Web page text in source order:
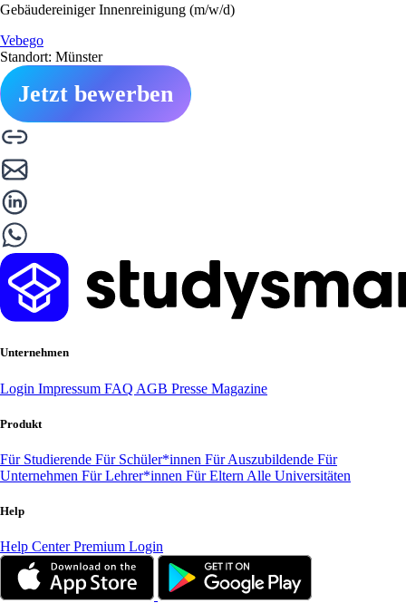
Gebäudereiniger Innenreinigung (m/w/d)
Vebego
Standort: Münster
Jetzt bewerben
Unternehmen
Login Impressum FAQ AGB Presse Magazine
Produkt
Für Studierende Für Schüler*innen Für Auszubildende Für
Unternehmen Für Lehrer*innen Für Eltern Alle Universitäten
Help
Help CenterPremium Login